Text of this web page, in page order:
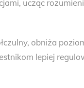
ucząc
obniża
lepiej